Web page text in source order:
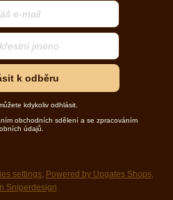
k odběru
kdykoliv odhlásit.
obchodních sdělení a se zpracováním
údajů.
settings, Powered by Upgates Shops,
Sniperdesign